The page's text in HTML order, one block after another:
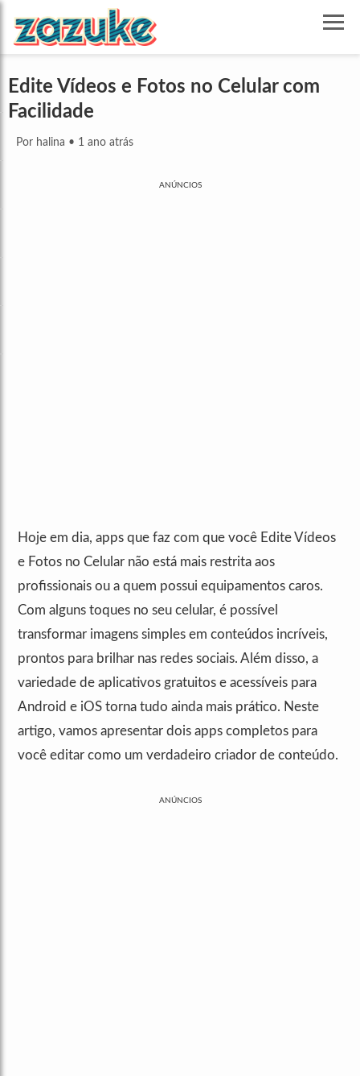
Edite Vídeos e Fotos no Celular com
Facilidade
Por halina • 1 ano atrás
ANÚNCIOS
Hoje em dia, apps que faz com que você Edite Vídeos
e Fotos no Celular não está mais restrita aos
profissionais ou a quem possui equipamentos caros.
Com alguns toques no seu celular, é possível
transformar imagens simples em conteúdos incríveis,
prontos para brilhar nas redes sociais. Além disso, a
variedade de aplicativos gratuitos e acessíveis para
Android e iOS torna tudo ainda mais prático. Neste
artigo, vamos apresentar dois apps completos para
você editar como um verdadeiro criador de conteúdo.
ANÚNCIOS